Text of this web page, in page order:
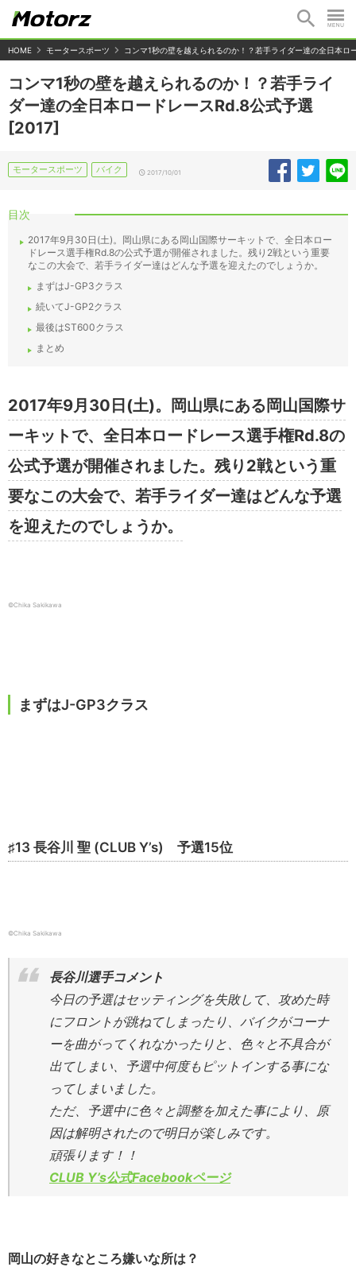
HOME モータースポーツ コンマ1秒の壁を越えられるのか！？若手ライダー達の全日本
コンマ1秒の壁を越えられるのか！？若手ライ
ダー達の全日本ロードレースRd.8公式予選
[2017]
モータースポーツ バイク 2017/10/01
目次
2017年9月30日(土)。岡山県にある岡山国際サーキットで、全日本ロー
ドレース選手権Rd.8の公式予選が開催されました。残り2戦という重要
なこの大会で、若手ライダー達はどんな予選を迎えたのでしょうか。
まずはJ-GP3クラス
続いてJ-GP2クラス
最後はST600クラス
まとめ
2017年9月30日(土)。岡山県にある岡山国際サ
ーキットで、全日本ロードレース選手権Rd.8の
公式予選が開催されました。残り2戦という重
要なこの大会で、若手ライダー達はどんな予選
を迎えたのでしょうか。
©Chika Sakikawa
まずはJ-GP3クラス
♯13 長谷川 聖 (CLUB Y’s) 予選15位
©Chika Sakikawa
長谷川選手コメント
今日の予選はセッティングを失敗して、攻めた時
にフロントが跳ねてしまったり、バイクがコーナ
ーを曲がってくれなかったりと、色々と不具合が
出てしまい、予選中何度もピットインする事にな
ってしまいました。
ただ、予選中に色々と調整を加えた事により、原
因は解明されたので明日が楽しみです。
頑張ります！！
CLUB Y’s公式Facebookページ
岡山の好きなところ嫌いな所は？